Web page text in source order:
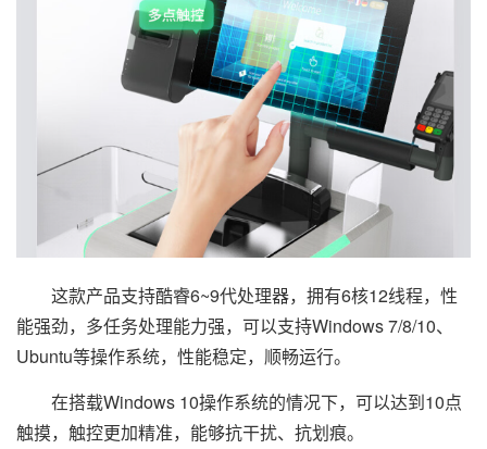
这款产品支持酷睿6~9代处理器，拥有6核12线程，性
能强劲，多任务处理能力强，可以支持Windows 7/8/10、
Ubuntu等操作系统，性能稳定，顺畅运行。
在搭载Windows 10操作系统的情况下，可以达到10点
触摸，触控更加精准，能够抗干扰、抗划痕。